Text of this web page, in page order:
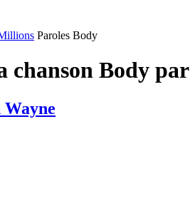
Paroles Body
chanson Body par